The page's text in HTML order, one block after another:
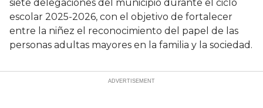
siete delegaciones del municipio durante el ciclo
escolar 2025-2026, con el objetivo de fortalecer
entre la niñez el reconocimiento del papel de las
personas adultas mayores en la familia y la sociedad.